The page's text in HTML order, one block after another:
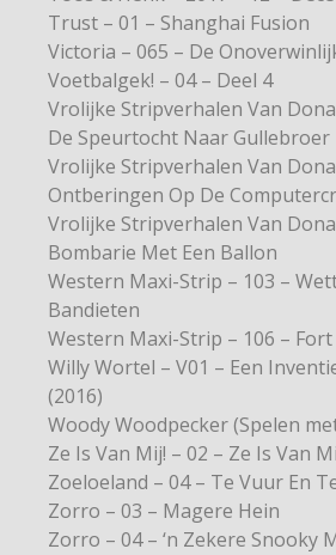
Trust – 01 – Shanghai Fusion
Victoria – 065 – De
Voetbalgek! – 04 – Deel 4
Vrolijke Stripverhalen Van
De Speurtocht Naar Gullebroer
Vrolijke Stripverhalen Van
Ontberingen Op De
Vrolijke Stripverhalen Van
Bombarie Met Een Ballon
Western Maxi-Strip – 103 –
Bandieten
Western Maxi-Strip – 106 –
Willy Wortel – V01 – Een
(2016)
Woody Woodpecker (Spelen
Ze Is Van Mij! – 02 – Ze Is Van
Zoeloeland – 04 – Te Vuur En
Zorro – 03 – Magere Hein
Zorro – 04 – ‘n Zekere Snooky